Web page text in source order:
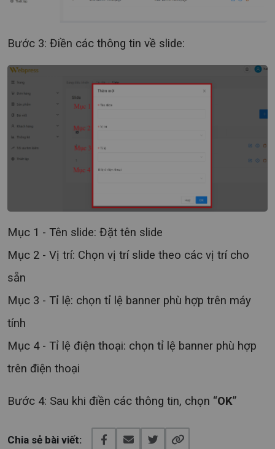
Bước 3: Điền các thông tin về slide:
Mục 1 - Tên slide: Đặt tên slide
Mục 2 - Vị trí: Chọn vị trí slide theo các vị trí cho
sẵn
Mục 3 - Tỉ lệ: chọn tỉ lệ banner phù hợp trên máy
tính
Mục 4 - Tỉ lệ điện thoại: chọn tỉ lệ banner phù hợp
trên điện thoại
Bước 4: Sau khi điền các thông tin, chọn “OK”
Chia sẻ bài viết: